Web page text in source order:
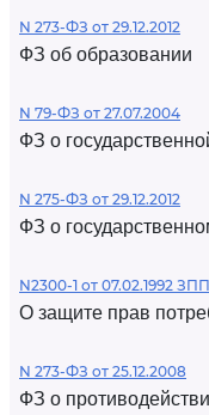
N 273-ФЗ от 29.12.2012
ФЗ об образовании
N 79-ФЗ от 27.07.2004
ФЗ о
N 275-ФЗ от 29.12.2012
ФЗ о
N2300-1 от 07.02.1992
О защите прав
N 273-ФЗ от 25.12.2008
ФЗ о